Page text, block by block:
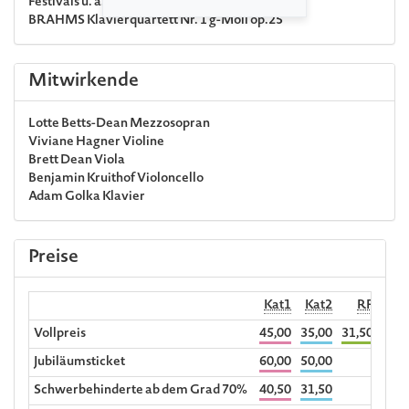
BRAHMSKlavierquartett Nr. 1 g-Moll op.25
Mitwirkende
Lotte Betts-DeanMezzosopran
Viviane Hagner Violine
Brett DeanViola
Benjamin KruithofVioloncello
Adam GolkaKlavier
Preise
Kat1 Kat2 RF
Vollpreis
45,00 35,00 31,50
Jubiläumsticket
60,00
50,00
Schwerbehinderte ab dem Grad 70%
40,50 31,50